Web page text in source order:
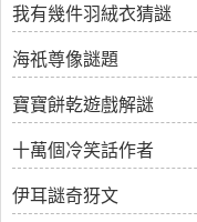
我有幾件羽絨衣猜謎
海祇尊像謎題
寶寶餅乾遊戲解謎
十萬個冷笑話作者
伊耳謎奇犽文